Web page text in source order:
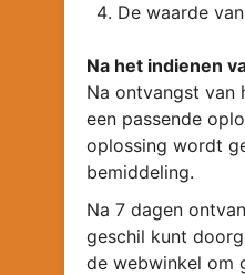
De waarde
Na het indienen
Na ontvangst van
een passende
oplossing wordt
bemiddeling.
Na 7 dagen
geschil kunt
de webwinkel om